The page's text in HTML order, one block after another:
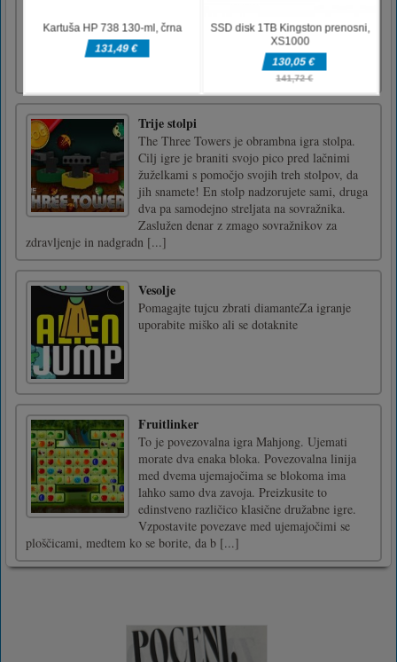
is a free online Mario jigsaw game. Drag the
pieces into right position using your mouse ot
tap on mobile. Have a fun time playing Mario
and Yoshi Jigsaw game.Mouse or tap to play
Trije stolpi
The Three Towers je obrambna igra stolpa.
Cilj igre je braniti svojo pico pred lačnimi
žuželkami s pomočjo svojih treh stolpov, da
jih snamete! En stolp nadzorujete sami, druga
dva pa samodejno streljata na sovražnika.
Zaslužen denar z zmago sovražnikov za
zdravljenje in nadgradn [...]
Vesolje
Pomagajte tujcu zbrati diamanteZa igranje
uporabite miško ali se dotaknite
Fruitlinker
To je povezovalna igra Mahjong. Ujemati
morate dva enaka bloka. Povezovalna linija
med dvema ujemajočima se blokoma ima
lahko samo dva zavoja. Preizkusite to
edinstveno različico klasične družabne igre.
Vzpostavite povezave med ujemajočimi se
ploščicami, medtem ko se borite, da b [...]